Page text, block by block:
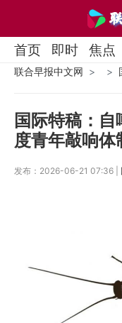
首页 即时 焦点
联合早报中文网
国际特稿：自
度青年敲响体
发布：2026-06-21 07:36 |